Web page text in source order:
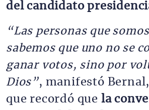
del candidato
“Las personas que
sabemos que uno no se
ganar votos, sino por
Dios”, manifestó
que recordó que la